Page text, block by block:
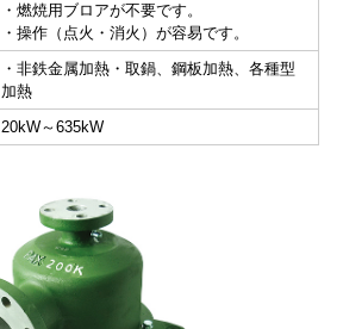
・燃焼用ブロアが不要です。
・操作（点火・消火）が容易です。
・非鉄金属加熱・取鍋、鋼板加熱、各種型
加熱
20kW～635kW